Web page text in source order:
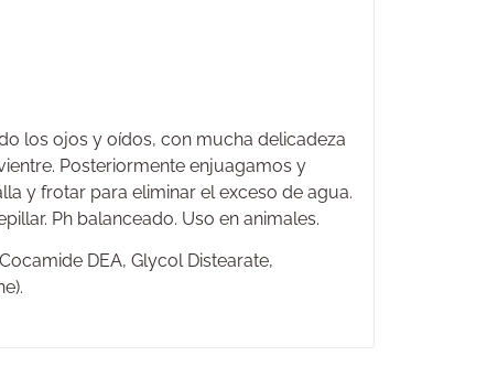
los ojos y oídos, con mucha delicadeza
Posteriormente enjuagamos y
y frotar para eliminar el exceso de agua.
Ph balanceado. Uso en animales.
DEA, Glycol Distearate,